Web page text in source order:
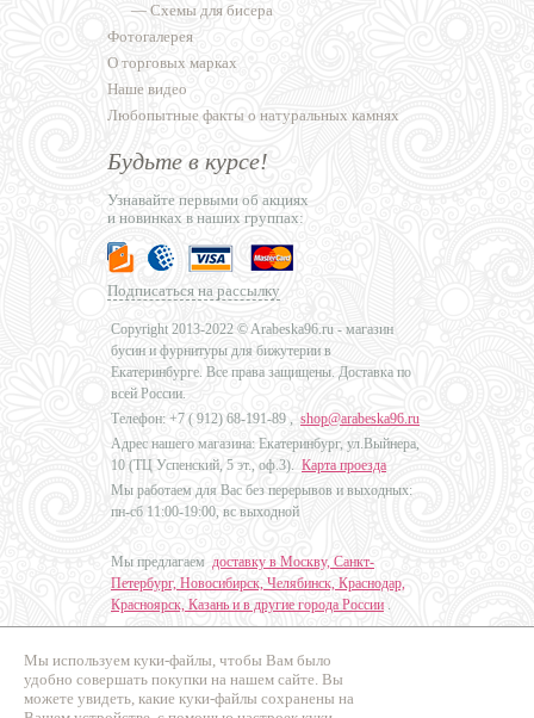
Мы используем куки-файлы, чтобы Вам было
удобно совершать покупки на нашем сайте. Вы
можете увидеть, какие куки-файлы сохранены на
— Схемы для бисера
Фотогалерея
О торговых марках
Наше видео
Любопытные факты о натуральных камнях
Будьте в курсе!
Узнавайте первыми об акциях
и новинках в наших группах:
Подписаться на рассылку
Copyright 2013-2022 © Arabeska96.ru - магазин
бусин и фурнитуры для бижутерии в
Екатеринбурге. Все права защищены. Доставка по
всей России.
Телефон: +7 ( 912) 68-191-89 , shop@arabeska96.ru
Адрес нашего магазина: Екатеринбург, ул.Выйнера,
10 (ТЦ Успенский, 5 эт., оф.3). Карта проезда
Мы работаем для Вас без перерывов и выходных:
пн-сб 11:00-19:00, вс выходной
Мы предлагаем доставку в Москву, Санкт-
Петербург, Новосибирск, Челябинск, Краснодар,
Красноярск, Казань и в другие города России .
Дизайн - Наталья Мальцева
Продвижение сайтов